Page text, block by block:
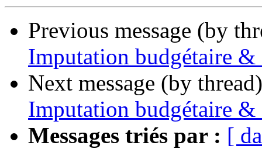
Previous message (by
Imputation budgétaire &
Next message (by
Imputation budgétaire &
Messages triés par : [